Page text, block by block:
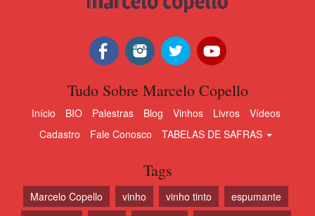
Tudo Sobre Marcelo Copello
Início BIO Palestras Blog Vinhos Livros
Vídeos
Cadastro
Fale Conosco TABELAS DE SAFRAS
Tags
Marcelo Copello vinho vinho tinto
espumante